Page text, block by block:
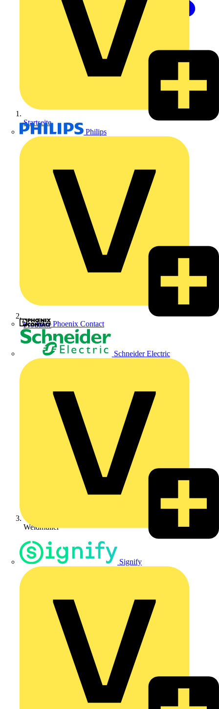
Philips
Phoenix Contact
Schneider Electric
Signify
Startseite
Produkte
Weidmüller